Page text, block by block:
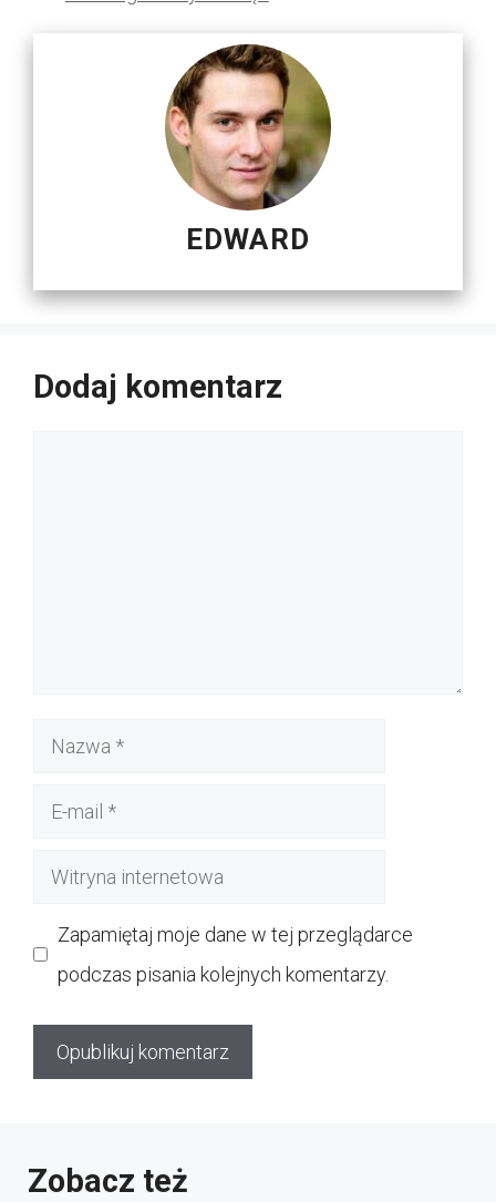
EDWARD
Dodaj komentarz
Nazwa
Witryna
Zapamiętaj moje dane w tej przeglądarce
podczas pisania kolejnych komentarzy.
Zobacz też